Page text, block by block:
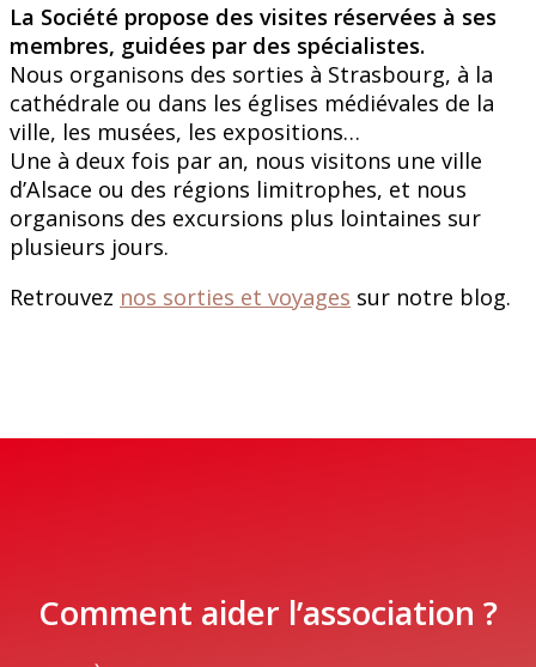
La Société propose des visites réservées à ses
membres, guidées par des spécialistes.
Nous organisons des sorties à Strasbourg, à la
cathédrale ou dans les églises médiévales de la
ville, les musées, les expositions…
Une à deux fois par an, nous visitons une ville
d’Alsace ou des régions limitrophes, et nous
organisons des excursions plus lointaines sur
plusieurs jours.
Retrouvez nos sorties et voyages sur notre blog.
Comment aider l’association ?